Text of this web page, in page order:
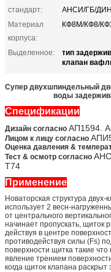
стандарт:
АНСИ/ГБ/ДИН
Материал
корпуса:
КФ8М/КФ8/
Выделенное: тип
клапан
Супер двухшпиндельный
воды
Спецификации
Дизайн согласно АП1594.
Лицом к лицу согласно
Оценка давления &
Тест & осмотр согласно
Т74
Применение
Новаторская структура
использует 2 весн-
от центрального
начинает пропускать, щиток
действуя в центре
противодействуя силы (Fs)
поверхности щитка такие
явление трением
когда щиток клапана